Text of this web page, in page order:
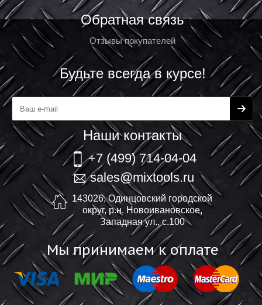
Обратная связь
Отзывы покупателей
Будьте всегда в курсе!
Наши контакты
+7 (499) 714-04-04
sales@mixtools.ru
143026, Одинцовский городской
округ, р.н. Новоивановское,
Западная ул., с.100
Мы принимаем к оплате